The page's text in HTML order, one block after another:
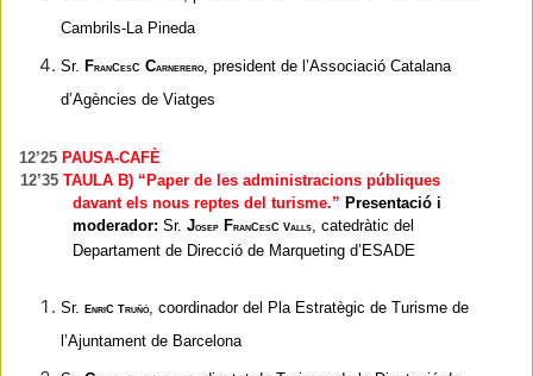
Cambrils-La Pineda
Sr. FranCesC Carnerero, president de l’Associació Catalana
d’Agències de Viatges
12’25 PAUSA-CAFÈ
12’35 TAULA B) “Paper de les administracions públiques
davant els nous reptes del turisme.” Presentació i
moderador: Sr. Josep FranCesC valls
, catedràtic del
Departament de Direcció de Marqueting d’ESADE
Sr. enriC truñó, coordinador del Pla Estratègic de Turisme de
l’Ajuntament de Barcelona